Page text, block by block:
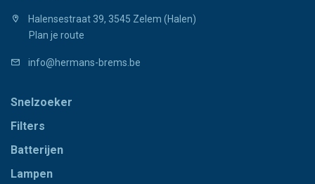
Halensestraat 39, 3545 Zelem (Halen)
Plan je route
info@hermans-brems.be
Snelzoeker
Filters
Batterijen
Lampen